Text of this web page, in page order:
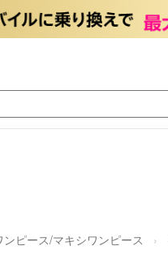
ンピース/マキシワンピース